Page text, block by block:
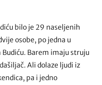
bilo je 29 naseljenih
osobe, po jedna u
Barem imaju struju
Ali dolaze ljudi iz
pa i jedno